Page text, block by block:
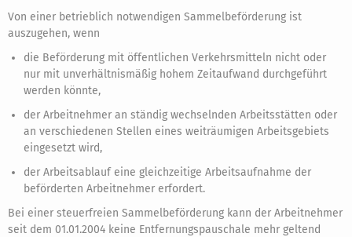
Von einer betrieblich notwendigen Sammelbeförderung ist
auszugehen, wenn
die Beförderung mit öffentlichen Verkehrsmitteln nicht oder
nur mit unverhältnismäßig hohem Zeitaufwand durchgeführt
werden könnte,
der Arbeitnehmer an ständig wechselnden Arbeitsstätten oder
an verschiedenen Stellen eines weiträumigen Arbeitsgebiets
eingesetzt wird,
der Arbeitsablauf eine gleichzeitige Arbeitsaufnahme der
beförderten Arbeitnehmer erfordert.
Bei einer steuerfreien Sammelbeförderung kann der Arbeitnehmer
seit dem 01.01.2004 keine Entfernungspauschale mehr geltend